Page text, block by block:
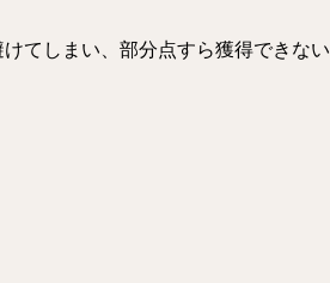
てしまい、部分点すら獲得できない